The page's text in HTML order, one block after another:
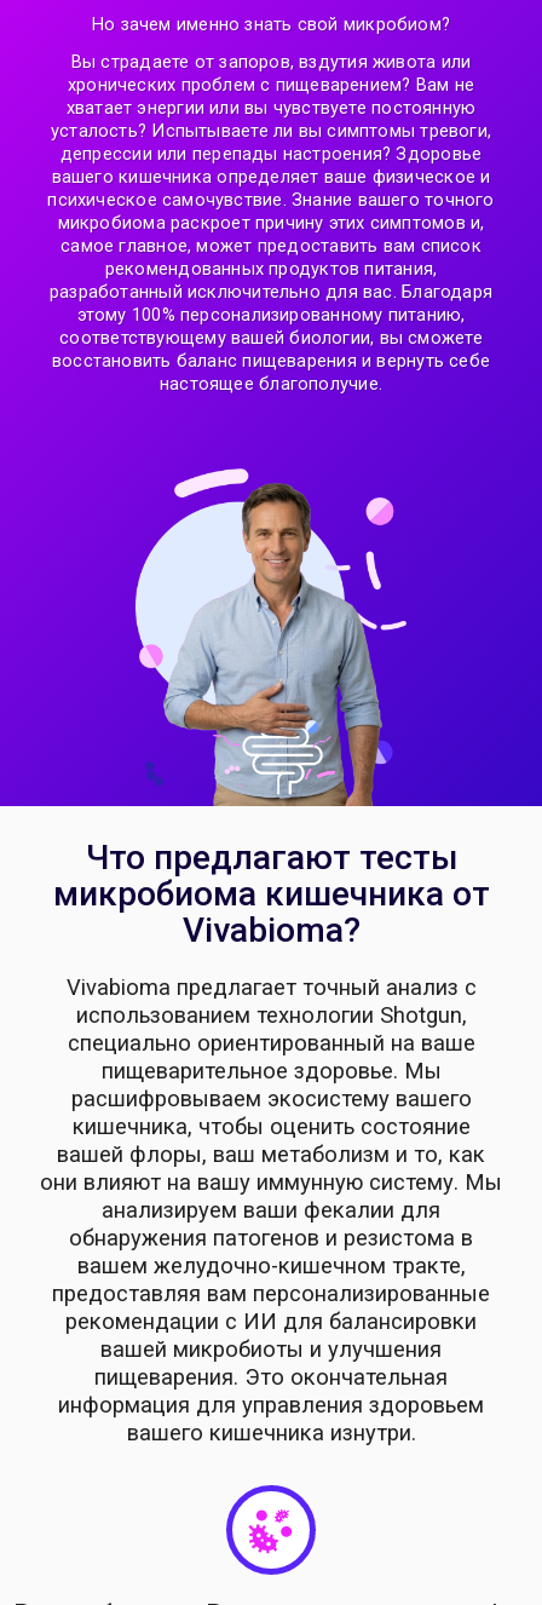
Но зачем именно знать свой микробиом?
Вы страдаете от запоров, вздутия живота или
хронических проблем с пищеварением? Вам не
хватает энергии или вы чувствуете постоянную
усталость? Испытываете ли вы симптомы тревоги,
депрессии или перепады настроения? Здоровье
вашего кишечника определяет ваше физическое и
психическое самочувствие. Знание вашего точного
микробиома раскроет причину этих симптомов и,
самое главное, может предоставить вам список
рекомендованных продуктов питания,
разработанный исключительно для вас. Благодаря
этому 100% персонализированному питанию,
соответствующему вашей биологии, вы сможете
восстановить баланс пищеварения и вернуть себе
настоящее благополучие.
Что предлагают тесты
микробиома кишечника от
Vivabioma?
Vivabioma предлагает точный анализ с
использованием технологии Shotgun,
специально ориентированный на ваше
пищеварительное здоровье. Мы
расшифровываем экосистему вашего
кишечника, чтобы оценить состояние
вашей флоры, ваш метаболизм и то, как
они влияют на вашу иммунную систему. Мы
анализируем ваши фекалии для
обнаружения патогенов и резистома в
вашем желудочно-кишечном тракте,
предоставляя вам персонализированные
рекомендации с ИИ для балансировки
вашей микробиоты и улучшения
пищеварения. Это окончательная
информация для управления здоровьем
вашего кишечника изнутри.